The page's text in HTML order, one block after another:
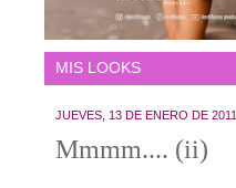
JUEVES, 13 DE ENERO DE 2011
Mmmm.... (ii)